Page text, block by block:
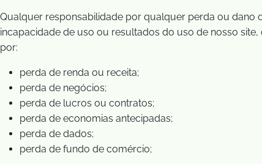
Qualquer responsabilidade por qualquer perda ou
incapacidade de uso ou resultados do uso de nosso
por:
perda de renda ou receita;
perda de negócios;
perda de lucros ou contratos;
perda de economias antecipadas;
perda de dados;
perda de fundo de comércio;